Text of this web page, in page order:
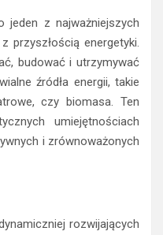
jeden z najważniejszych
przyszłością energetyki.
budować i utrzymywać
źródła energii, takie
czy biomasa. Ten
umiejętnościach
i zrównoważonych
rozwijających